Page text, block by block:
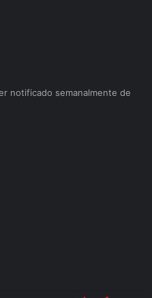
notificado semanalmente de